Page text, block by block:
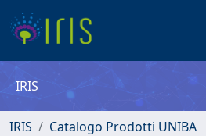
IRIS
IRIS
Catalogo Prodotti UNIBA